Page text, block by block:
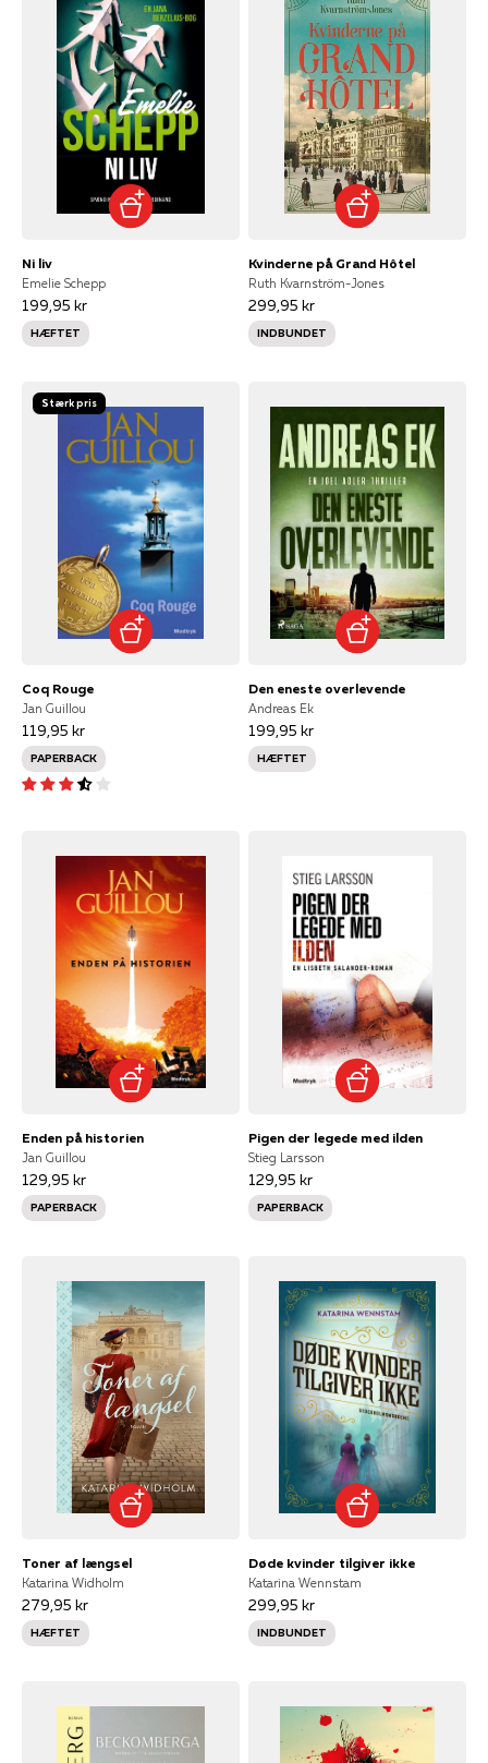
Ni liv
Emelie Schepp
199,95 kr
HÆFTET
Kvinderne på Grand Hôtel
Ruth Kvarnström-Jones
299,95 kr
INDBUNDET
Stærk pris
Coq Rouge
Jan Guillou
119,95 kr
PAPERBACK
Den eneste overlevende
Andreas Ek
199,95 kr
HÆFTET
Enden på historien
Jan Guillou
129,95 kr
PAPERBACK
Pigen der legede med ilden
Stieg Larsson
129,95 kr
PAPERBACK
Toner af længsel
Katarina Widholm
279,95 kr
HÆFTET
Døde kvinder tilgiver ikke
Katarina Wennstam
299,95 kr
INDBUNDET